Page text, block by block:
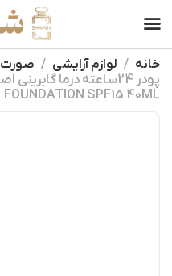
خانه لوازم آرایشی صورت
FOUNDATION SPF15 40ML